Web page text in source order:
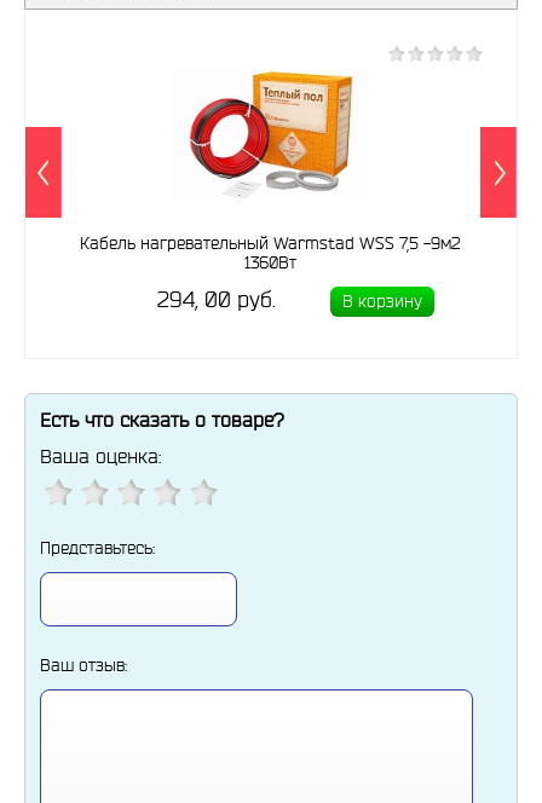
Кабель нагревательный Warmstad WSS 7,5 -9м2
1360Вт
294, 00 руб. В корзину
Есть что сказать о товаре?
Ваша оценка:
Представьтесь:
Ваш отзыв: